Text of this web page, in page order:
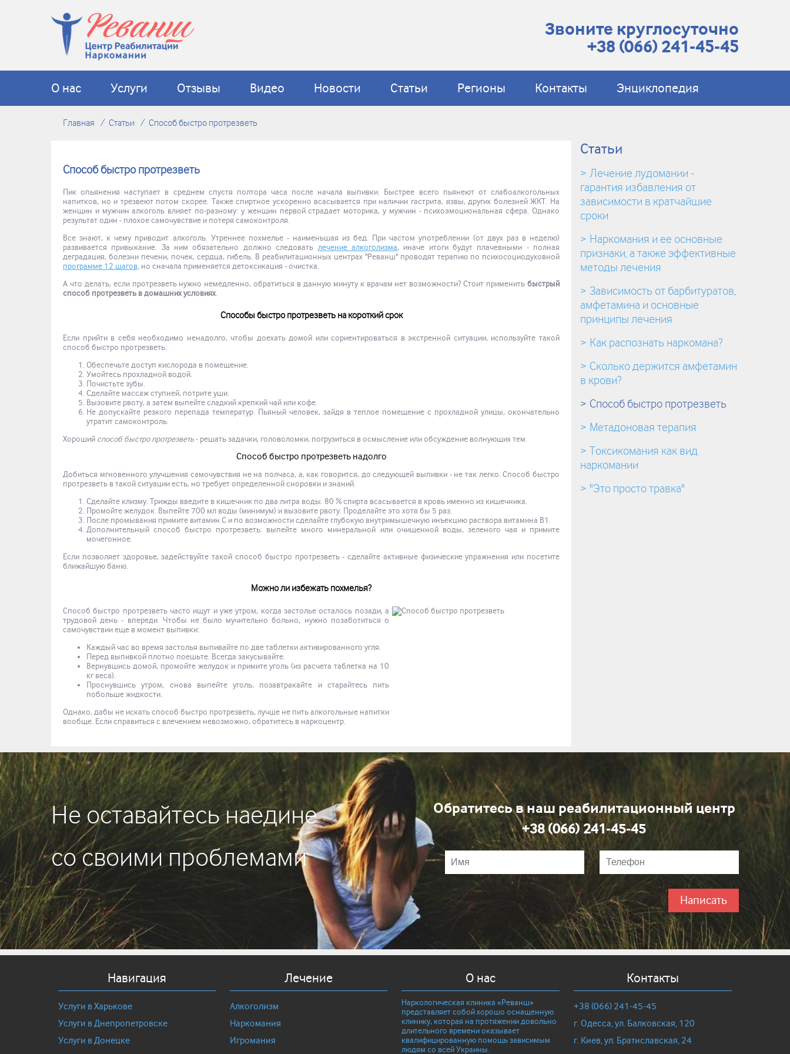
Звоните круглосуточно
+38 (066) 241-45-45
О нас Услуги Отзывы Видео Новости Статьи Регионы Контакты Энциклопедия
Главная Статьи Способ быстро протрезветь
Способ быстро протрезветь
Пик опьянения наступает в среднем спустя полтора часа после начала выпивки. Быстрее всего пьянеют от слабоалкогольных
напитков, но и трезвеют потом скорее. Также спиртное ускоренно всасывается при наличии гастрита, язвы, других болезней ЖКТ. На
женщин и мужчин алкоголь влияет по-разному: у женщин первой страдает моторика, у мужчин - психоэмоциональная сфера. Однако
результат один - плохое самочувствие и потеря самоконтроля.
Все знают, к чему приводит алкоголь. Утреннее похмелье - наименьшая из бед. При частом употреблении (от двух раз в неделю)
развивается привыкание. За ним обязательно должно следовать лечение алкоголизма, иначе итоги будут плачевными - полная
деградация, болезни печени, почек, сердца, гибель. В реабилитационных центрах "Реванш" проводят терапию по психосоциодуховной
программе 12 шагов, но сначала применяется детоксикация - очистка.
А что делать, если протрезветь нужно немедленно, обратиться в данную минуту к врачам нет возможности? Стоит применить быстрый
способ протрезветь в домашних условиях.
Способы быстро протрезветь на короткий срок
Если прийти в себя необходимо ненадолго, чтобы доехать домой или сориентироваться в экстренной ситуации, используйте такой
способ быстро протрезветь:
Обеспечьте доступ кислорода в помещение.
Умойтесь прохладной водой.
Почистьте зубы.
Сделайте массаж ступней, потрите уши.
Вызовите рвоту, а затем выпейте сладкий крепкий чай или кофе.
Не допускайте резкого перепада температур. Пьяный человек, зайдя в теплое помещение с прохладной улицы, окончательно
утратит самоконтроль.
Хороший способ быстро протрезветь- решать задачки, головоломки, погрузиться в осмысление или обсуждение волнующих тем.
Способ быстро протрезветь надолго
Добиться мгновенного улучшения самочувствия не на полчаса, а, как говорится, до следующей выпивки - не так легко. Способ быстро
протрезветь в такой ситуации есть, но требует определенной сноровки и знаний.
Сделайте клизму. Трижды введите в кишечник по два литра воды. 80 % спирта всасывается в кровь именно из кишечника.
Промойте желудок. Выпейте 700 мл воды (минимум) и вызовите рвоту. Проделайте это хотя бы 5 раз.
После промывания примите витамин С и по возможности сделайте глубокую внутримышечную инъекцию раствора витамина В1.
Дополнительный способ быстро протрезветь: выпейте много минеральной или очищенной воды, зеленого чая и примите
мочегонное.
Если позволяет здоровье, задействуйте такой способ быстро протрезветь - сделайте активные физические упражнения или посетите
ближайшую баню.
Можно ли избежать похмелья?
Способ быстро протрезветь часто ищут и уже утром, когда застолье осталось позади, а
трудовой день - впереди. Чтобы не было мучительно больно, нужно позаботиться о
самочувствии еще в момент выпивки:
Каждый час во время застолья выпивайте по две таблетки активированного угля.
Перед выпивкой плотно поешьте. Всегда закусывайте.
Вернувшись домой, промойте желудок и примите уголь (из расчета таблетка на 10
кг веса).
Проснувшись утром, снова выпейте уголь, позавтракайте и старайтесь пить
побольше жидкости.
Однако, дабы не искать способ быстро протрезветь, лучше не пить алкогольные напитки
вообще. Если справиться с влечением невозможно, обратитесь в наркоцентр.
Статьи
Лечение лудомании -
гарантия избавления от
зависимости в кратчайшие
сроки
Наркомания и ее основные
признаки, а также эффективные
методы лечения
Зависимость от барбитуратов,
амфетамина и основные
принципы лечения
Как распознать наркомана?
Сколько держится амфетамин
в крови?
Способ быстро протрезветь
Метадоновая терапия
Токсикомания как вид
наркомании
"Это просто травка"
Не оставайтесь наедине
со своими проблемами
Обратитесь в наш реабилитационный центр
+38 (066) 241-45-45
Написать
Навигация
Услуги в Харькове
Услуги в Днепропетровске
Услуги в Донецке
Лечение
Алкоголизм
Наркомания
Игромания
О нас
Наркологическая клиника «Реванш»
представляет собой хорошо оснащенную
клинику, которая на протяжении довольно
длительного времени оказывает
квалифицированную помощь зависимым
людям со всей Украины.
Контакты
+38 (066) 241-45-45
г. Одесса, ул. Балковская, 120
г. Киев, ул. Братиславская, 24